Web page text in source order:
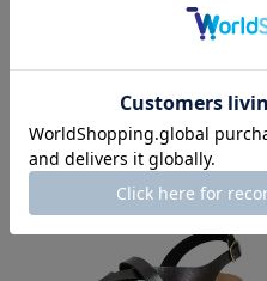
35(22.5cm)-39(24.5cm)